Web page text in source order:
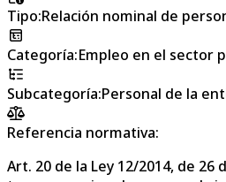
Tipo:Relación nominal de
Categoría:Empleo en el sector
Subcategoría:Personal de la
Referencia normativa:
Art. 20 de la Ley 12/2014, de 26